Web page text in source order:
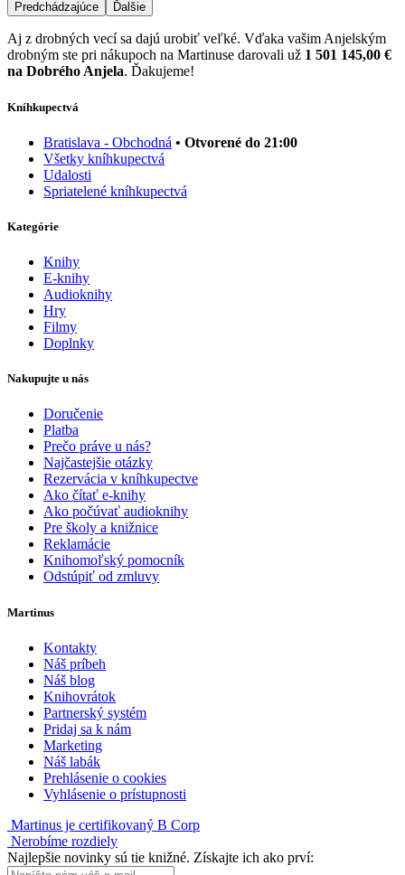
Predchádzajúce Ďalšie
Aj z drobných vecí sa dajú urobiť veľké. Vďaka vašim Anjelským
drobným ste pri nákupoch na Martinuse darovali už 1 501 145,00 €
na Dobrého Anjela. Ďakujeme!
Kníhkupectvá
Bratislava - Obchodná • Otvorené do 21:00
Všetky kníhkupectvá
Udalosti
Spriatelené kníhkupectvá
Kategórie
Knihy
E-knihy
Audioknihy
Hry
Filmy
Doplnky
Nakupujte u nás
Doručenie
Platba
Prečo práve u nás?
Najčastejšie otázky
Rezervácia v kníhkupectve
Ako čítať e-knihy
Ako počúvať audioknihy
Pre školy a knižnice
Reklamácie
Knihomoľský pomocník
Odstúpiť od zmluvy
Martinus
Kontakty
Náš príbeh
Náš blog
Knihovrátok
Partnerský systém
Pridaj sa k nám
Marketing
Náš labák
Prehlásenie o cookies
Vyhlásenie o prístupnosti
Martinus je certifikovaný B Corp
Nerobíme rozdiely
Najlepšie novinky sú tie knižné. Získajte ich ako prví: